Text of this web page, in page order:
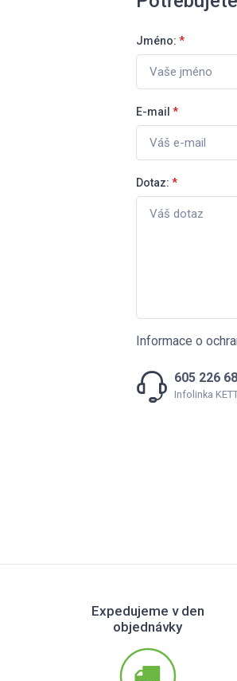
Jméno: *
E-mail *
Dotaz: *
Informace o
605 226
Infolinka
Expedujeme v den
objednávky